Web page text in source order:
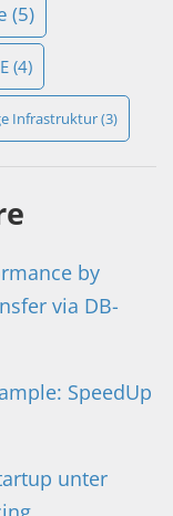
(5)
(4)
Infrastruktur(3)
by
via DB-
SpeedUp
unter